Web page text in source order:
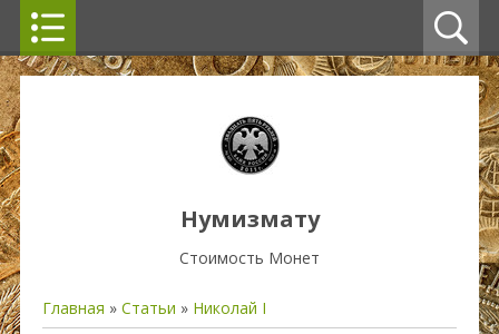
Нумизмату
Стоимость Монет
Главная » Статьи » Николай I